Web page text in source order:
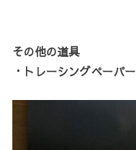
その他の道具
・トレーシングペーパー